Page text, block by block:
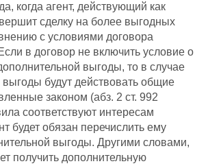
когда агент, действующий как
сделку на более выгодных
с условиями договора
в договор не включить условие о
выгоды, то в случае
выгоды будут действовать общие
законом (абз. 2 ст. 992
соответствуют интересам
будет обязан перечислить ему
выгоды. Другими словами,
получить дополнительную